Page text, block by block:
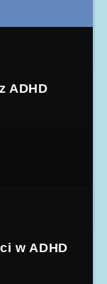
ADHD
w ADHD